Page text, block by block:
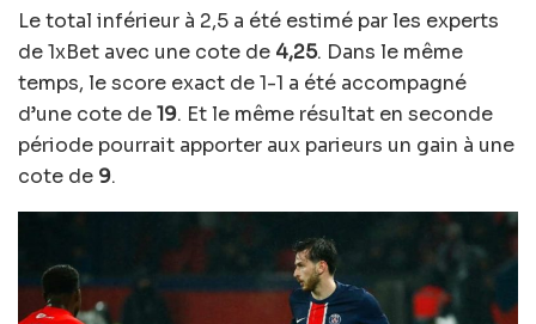
Le total inférieur à 2,5 a été estimé par les experts
de 1xBet avec une cote de 4,25. Dans le même
temps, le score exact de 1-1 a été accompagné
d’une cote de19. Et le même résultat en seconde
période pourrait apporter aux parieurs un gain à une
cote de 9.